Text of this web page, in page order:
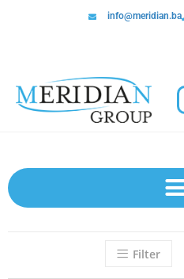
info@meridian.ba
Filter